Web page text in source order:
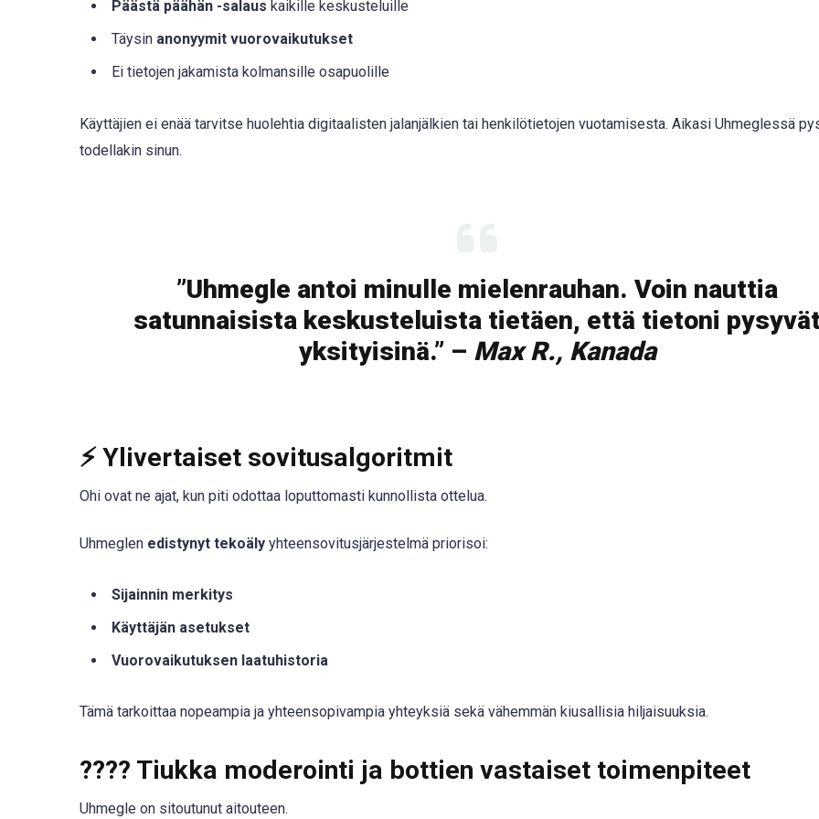
Päästä päähän -salaus kaikille keskusteluille
Täysin anonyymit vuorovaikutukset
Ei tietojen jakamista kolmansille osapuolille
Käyttäjien ei enää tarvitse huolehtia digitaalisten jalanjälkien tai henkilötietojen vuotamisesta. Aikasi Uhmeglessä
todellakin sinun.
”Uhmegle antoi minulle mielenrauhan. Voin nauttia
satunnaisista keskusteluista tietäen, että tietoni pysyvät
yksityisinä.” – Max R., Kanada
⚡Ylivertaiset sovitusalgoritmit
Ohi ovat ne ajat, kun piti odottaa loputtomasti kunnollista ottelua.
Uhmeglen edistynyt tekoäly yhteensovitusjärjestelmä priorisoi:
Sijainnin merkitys
Käyttäjän asetukset
Vuorovaikutuksen laatuhistoria
Tämä tarkoittaa nopeampia ja yhteensopivampia yhteyksiä sekä vähemmän kiusallisia hiljaisuuksia.
???? Tiukka moderointi ja bottien vastaiset toimenpiteet
Uhmegle on sitoutunut aitouteen.